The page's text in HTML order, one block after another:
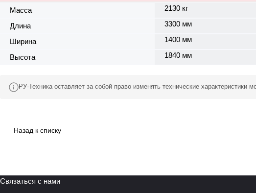
Масса
2130 кг
Длина 3300 мм
Ширина 1400 мм
Высота 1840 мм
РУ-Техника оставляет за собой право изменять технические
Назад к списку
Связаться с нами